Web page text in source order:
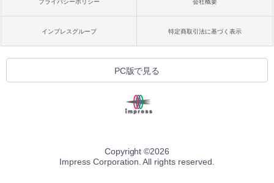
プライバシーポリシー 会社概要
インプレスグループ 特定商取引法に基づく表示
PC版で見る
Copyright ©2026
Impress Corporation. All rights reserved.